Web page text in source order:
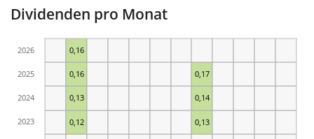
Dividenden pro Monat
0,12 0,13
0,13 0,14
0,16 0,17
0,16
2023
2024
2025
2026